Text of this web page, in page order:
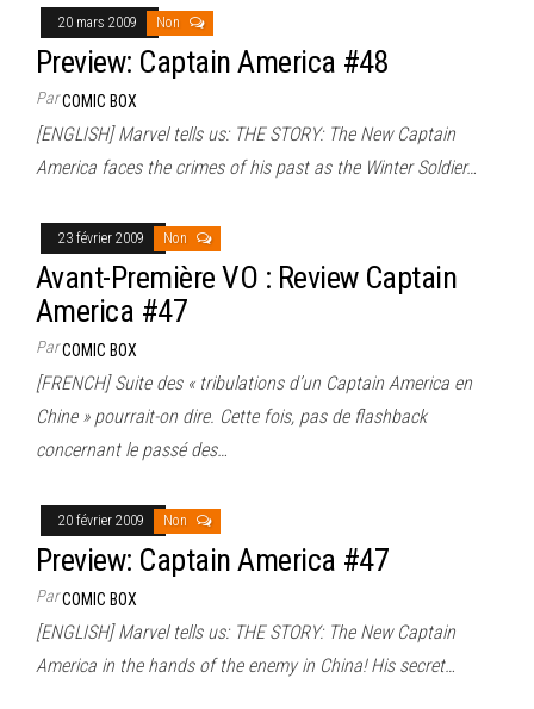
20 mars 2009 Non
Preview: Captain America #48
ParCOMIC BOX
[ENGLISH] Marvel tells us: THE STORY: The New Captain
America faces the crimes of his past as the Winter Soldier…
23 février 2009 Non
Avant-Première VO : Review Captain
America #47
ParCOMIC BOX
[FRENCH] Suite des « tribulations d’un Captain America en
Chine » pourrait-on dire. Cette fois, pas de flashback
concernant le passé des…
20 février 2009 Non
Preview: Captain America #47
ParCOMIC BOX
[ENGLISH] Marvel tells us: THE STORY: The New Captain
America in the hands of the enemy in China! His secret…